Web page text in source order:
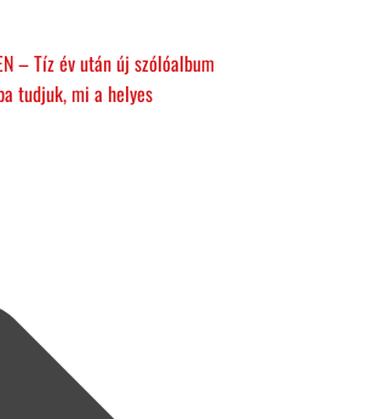
– Tíz év után új szólóalbum
tudjuk, mi a helyes